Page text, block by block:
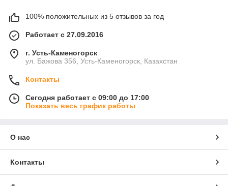
100% положительных из 5 отзывов за год
Работает с 27.09.2016
г. Усть-Каменогорск
ул. Бажова 356, Усть-Каменогорск, Казахстан
Контакты
Сегодня работает с 09:00 до 17:00
Показать весь график работы
О нас
Контакты